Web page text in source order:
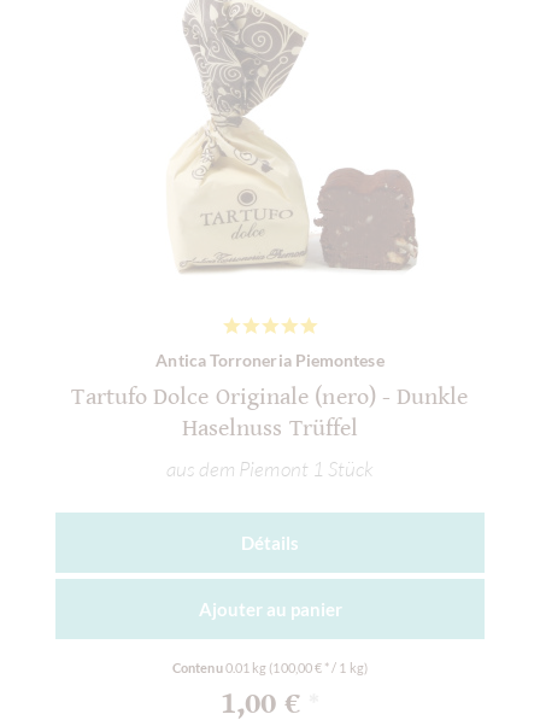
Antica Torroneria Piemontese
Tartufo Dolce Originale (nero) - Dunkle
Haselnuss Trüffel
aus dem Piemont 1 Stück
Détails
Ajouter au panier
Contenu0.01 kg (100,00 € * / 1 kg)
1,00 €